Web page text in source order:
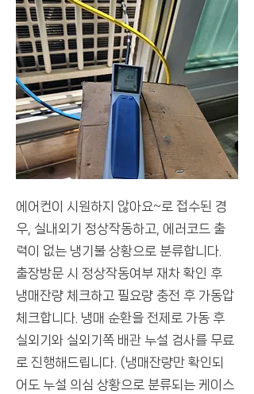
​에어컨이 시원하지 않아요~로 접수된 경
우, 실내외기 정상작동하고, 에러코드 출
력이 없는 냉기불 상황으로 분류합니다.
출장방문 시 정상작동여부 재차 확인 후
냉매잔량 체크하고 필요량 충전 후 가동압
체크합니다. 냉매 순환을 전제로 가동 후
실외기와 실외기쪽 배관 누설 검사를 무료
로 진행해드립니다. (냉매잔량만 확인되
어도 누설 의심 상황으로 분류되는 케이스